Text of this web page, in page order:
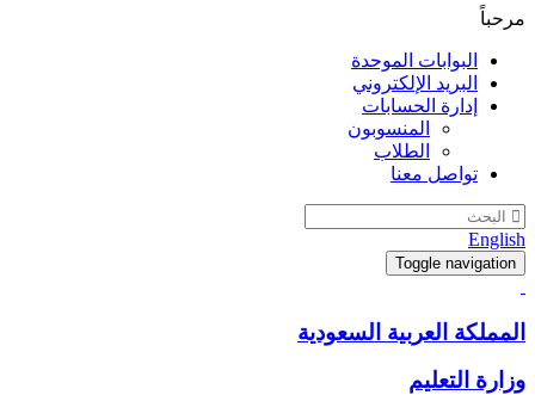
مرحباً
البوابات الموحدة
البريد الإلكتروني
إدارة الحسابات
المنسوبون
الطلاب
تواصل معنا
English
Toggle navigation
المملكة العربية السعودية
وزارة التعليم